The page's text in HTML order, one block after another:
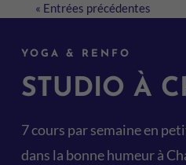
« Entrées précédentes
YOGA & RENFO
STUDIO À
7 cours par semaine en
dans la bonne humeur à